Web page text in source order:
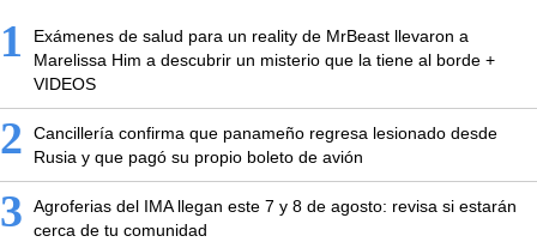
1
Exámenes de salud para un reality de MrBeast llevaron a
Marelissa Him a descubrir un misterio que la tiene al borde +
VIDEOS
2
Cancillería confirma que panameño regresa lesionado desde
Rusia y que pagó su propio boleto de avión
3
Agroferias del IMA llegan este 7 y 8 de agosto: revisa si estarán
cerca de tu comunidad